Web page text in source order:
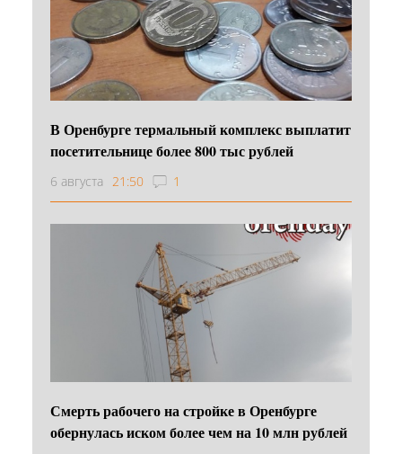
В Оренбурге термальный комплекс выплатит
посетительнице более 800 тыс рублей
6 августа 21:50 1
Смерть рабочего на стройке в Оренбурге
обернулась иском более чем на 10 млн рублей